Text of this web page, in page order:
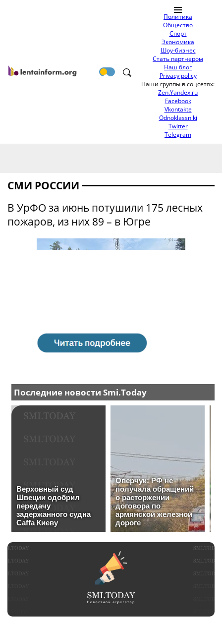
Политика
Общество
Спорт
Экономика
Шоу-бизнес
Стать партнером
Наш блог
Privacy policy
Наши группы в соцсетях:
Zen.Yandex.ru
Facebook
Vkontakte
Odnoklassniki
Twitter
Telegram
СМИ РОССИИ
В УрФО за июнь потушили 175 лесных
пожаров, из них 89 – в Югре